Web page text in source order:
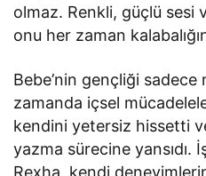
olmaz. Renkli, güçlü sesi
onu her zaman
Bebe’nin gençliği sadece
zamanda içsel
kendini yetersiz hissetti
yazma sürecine yansıdı.
Rexha, kendi